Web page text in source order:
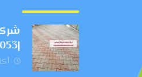
|0558509053| تركيب بلاط